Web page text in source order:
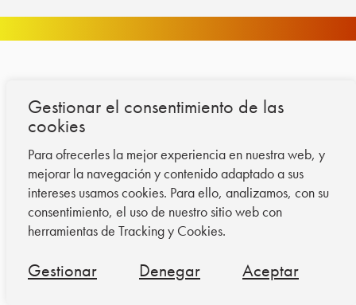
Gestionar el consentimiento de las
cookies
Para ofrecerles la mejor experiencia en nuestra web, y
mejorar la navegación y contenido adaptado a sus
intereses usamos cookies. Para ello, analizamos, con su
consentimiento, el uso de nuestro sitio web con
herramientas de Tracking y Cookies.
Gestionar Denegar Aceptar